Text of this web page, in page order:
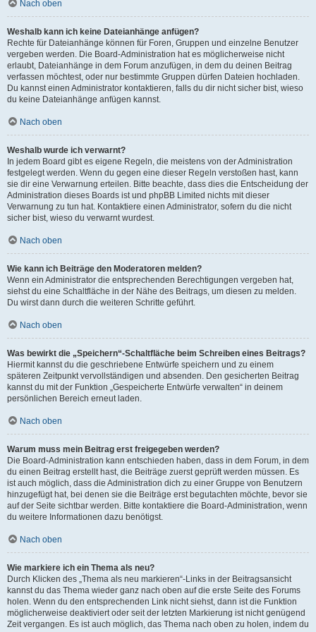
Nach oben
Weshalb kann ich keine Dateianhänge anfügen?
Rechte für Dateianhänge können für Foren, Gruppen und einzelne Benutzer
vergeben werden. Die Board-Administration hat es möglicherweise nicht
erlaubt, Dateianhänge in dem Forum anzufügen, in dem du deinen Beitrag
verfassen möchtest, oder nur bestimmte Gruppen dürfen Dateien hochladen.
Du kannst einen Administrator kontaktieren, falls du dir nicht sicher bist, wieso
du keine Dateianhänge anfügen kannst.
Nach oben
Weshalb wurde ich verwarnt?
In jedem Board gibt es eigene Regeln, die meistens von der Administration
festgelegt werden. Wenn du gegen eine dieser Regeln verstoßen hast, kann
sie dir eine Verwarnung erteilen. Bitte beachte, dass dies die Entscheidung der
Administration dieses Boards ist und phpBB Limited nichts mit dieser
Verwarnung zu tun hat. Kontaktiere einen Administrator, sofern du die nicht
sicher bist, wieso du verwarnt wurdest.
Nach oben
Wie kann ich Beiträge den Moderatoren melden?
Wenn ein Administrator die entsprechenden Berechtigungen vergeben hat,
siehst du eine Schaltfläche in der Nähe des Beitrags, um diesen zu melden.
Du wirst dann durch die weiteren Schritte geführt.
Nach oben
Was bewirkt die „Speichern“-Schaltfläche beim Schreiben eines Beitrags?
Hiermit kannst du die geschriebene Entwürfe speichern und zu einem
späteren Zeitpunkt vervollständigen und absenden. Den gesicherten Beitrag
kannst du mit der Funktion „Gespeicherte Entwürfe verwalten“ in deinem
persönlichen Bereich erneut laden.
Nach oben
Warum muss mein Beitrag erst freigegeben werden?
Die Board-Administration kann entschieden haben, dass in dem Forum, in dem
du einen Beitrag erstellt hast, die Beiträge zuerst geprüft werden müssen. Es
ist auch möglich, dass die Administration dich zu einer Gruppe von Benutzern
hinzugefügt hat, bei denen sie die Beiträge erst begutachten möchte, bevor sie
auf der Seite sichtbar werden. Bitte kontaktiere die Board-Administration, wenn
du weitere Informationen dazu benötigst.
Nach oben
Wie markiere ich ein Thema als neu?
Durch Klicken des „Thema als neu markieren“-Links in der Beitragsansicht
kannst du das Thema wieder ganz nach oben auf die erste Seite des Forums
holen. Wenn du den entsprechenden Link nicht siehst, dann ist die Funktion
möglicherweise deaktiviert oder seit der letzten Markierung ist nicht genügend
Zeit vergangen. Es ist auch möglich, das Thema nach oben zu holen, indem du